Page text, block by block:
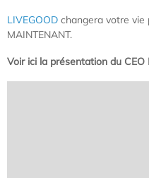
LIVEGOOD changera votre vie
MAINTENANT.
Voir ici la présentation du CEO